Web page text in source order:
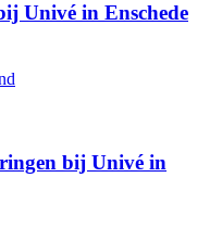
Univé in Enschede
bij Univé in